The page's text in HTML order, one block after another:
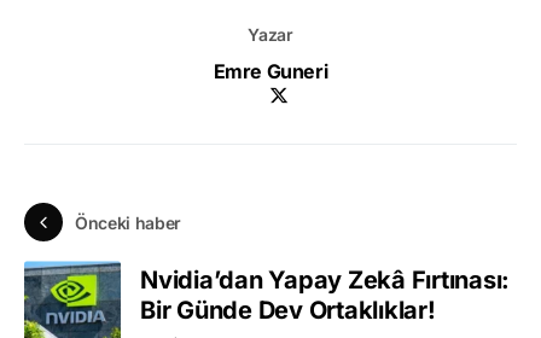
Yazar
Emre Guneri
Önceki haber
Nvidia’dan Yapay Zekâ Fırtınası:
Bir Günde Dev Ortaklıklar!